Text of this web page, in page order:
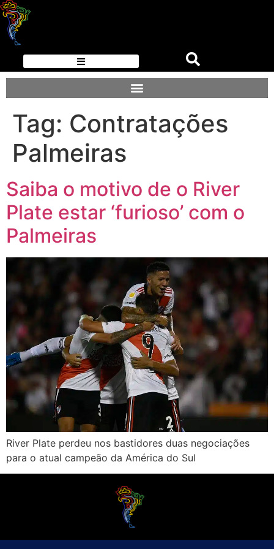
Tag: Contratações
Palmeiras
Saiba o motivo de o River
Plate estar ‘furioso’ com o
Palmeiras
River Plate perdeu nos bastidores duas negociações
para o atual campeão da América do Sul